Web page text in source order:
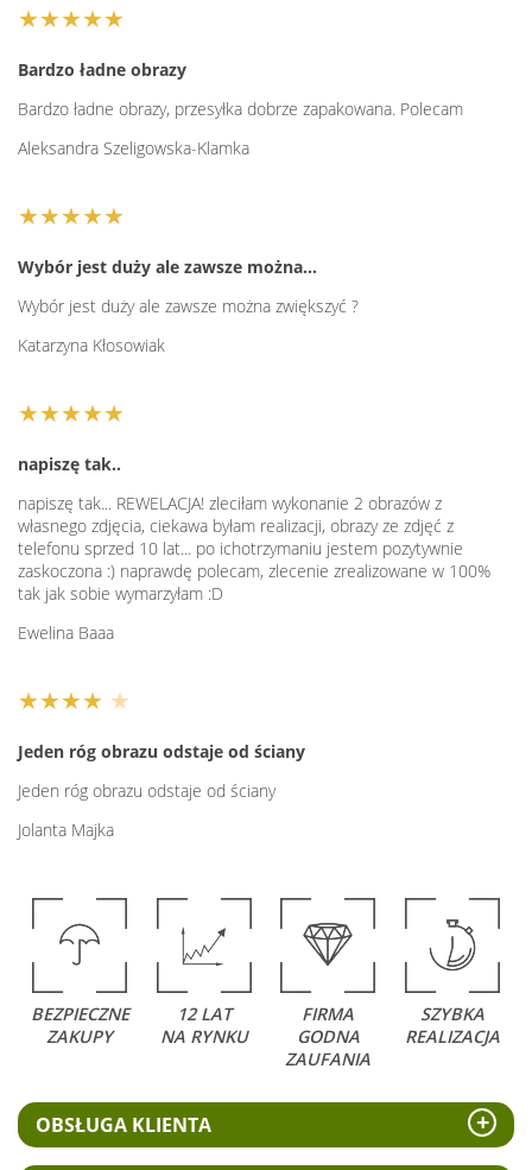
★★★★★
Bardzo ładne obrazy
Bardzo ładne obrazy, przesyłka dobrze zapakowana. Polecam
Aleksandra Szeligowska-Klamka
★★★★★
Wybór jest duży ale zawsze można…
Wybór jest duży ale zawsze można zwiększyć ?
Katarzyna Kłosowiak
★★★★★
napiszę tak..
napiszę tak... REWELACJA! zleciłam wykonanie 2 obrazów z
własnego zdjęcia, ciekawa byłam realizacji, obrazy ze zdjęć z
telefonu sprzed 10 lat... po ichotrzymaniu jestem pozytywnie
zaskoczona :) naprawdę polecam, zlecenie zrealizowane w 100%
tak jak sobie wymarzyłam :D
Ewelina Baaa
★★★★ ★
Jeden róg obrazu odstaje od ściany
Jeden róg obrazu odstaje od ściany
Jolanta Majka
BEZPIECZNE
ZAKUPY
12 LAT
NA RYNKU
FIRMA
GODNA
ZAUFANIA
SZYBKA
REALIZACJA
OBSŁUGA KLIENTA